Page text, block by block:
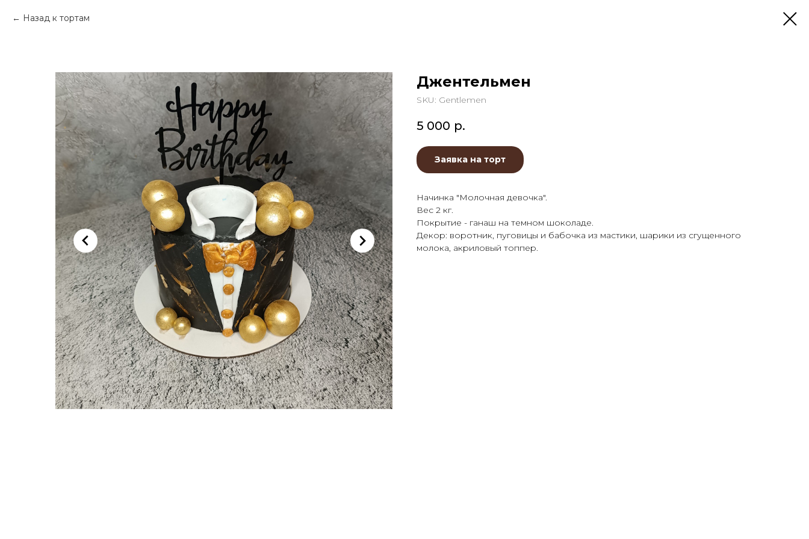
Назад к тортам
Джентельмен
SKU: Gentlemen
5 000 р.
Заявка на торт
Начинка "Молочная девочка".
Вес 2 кг.
Покрытие - ганаш на темном шоколаде.
Декор: воротник, пуговицы и бабочка из мастики, шарики из сгущенного
молока, акриловый топпер.